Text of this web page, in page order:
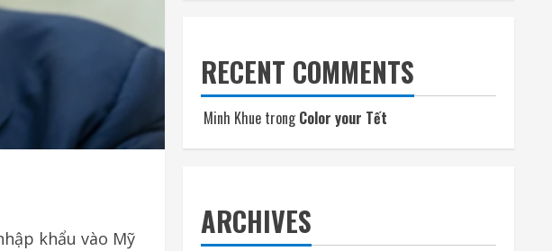
khẩu vào Mỹ
RECENT COMMENTS
Minh Khue trongColor your Tết
ARCHIVES